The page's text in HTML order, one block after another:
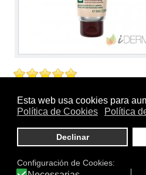
Tamaño:53
Marca:Nuxe
Línea:Reve de Miel
REVE DE MIEL CREMA DE
Crema De Manos Rica